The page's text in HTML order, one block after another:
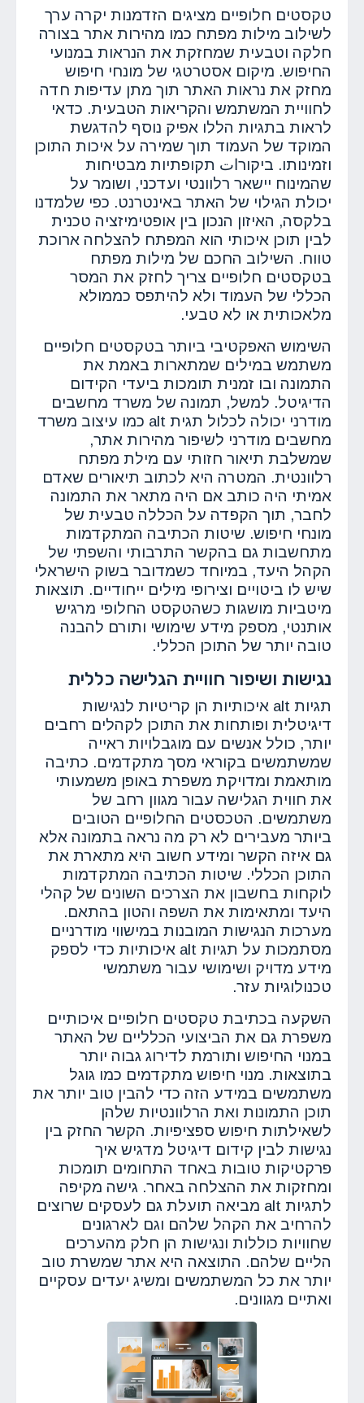
טקסטים חלופיים מציגים הזדמנות יקרה ערך
לשילוב מילות מפתח כמו מהירות אתר בצורה
חלקה וטבעית שמחזקת את הנראות במנועי
החיפוש. מיקום אסטרטגי של מונחי חיפוש
מחזק את נראות האתר תוך מתן עדיפות חדה
לחוויית המשתמש והקריאות הטבעית. כדאי
לראות בתגיות הללו אפיק נוסף להדגשת
המוקד של העמוד תוך שמירה על איכות התוכן
וזמינותו. ביקורات תקופתיות מבטיחות
שהמינוח יישאר רלוונטי ועדכני, ושומר על
יכולת הגילוי של האתר באינטרנט. כפי שלמדנו
בלקסה, האיזון הנכון בין אופטימיזציה טכנית
לבין תוכן איכותי הוא המפתח להצלחה ארוכת
טווח. השילוב החכם של מילות מפתח
בטקסטים חלופיים צריך לחזק את המסר
הכללי של העמוד ולא להיתפס כממולא
מלאכותית או לא טבעי.
השימוש האפקטיבי ביותר בטקסטים חלופיים
משתמש במילים שמתארות באמת את
התמונה ובו זמנית תומכות ביעדי הקידום
הדיגיטל. למשל, תמונה של משרד מחשבים
מודרני יכולה לכלול תגית alt כמו עיצוב משרד
מחשבים מודרני לשיפור מהירות אתר,
שמשלבת תיאור חזותי עם מילת מפתח
רלוונטית. המטרה היא לכתוב תיאורים שאדם
אמיתי היה כותב אם היה מתאר את התמונה
לחבר, תוך הקפדה על הכללה טבעית של
מונחי חיפוש. שיטות הכתיבה המתקדמות
מתחשבות גם בהקשר התרבותי והשפתי של
הקהל היעד, במיוחד כשמדובר בשוק הישראלי
שיש לו ביטויים וצירופי מילים ייחודיים. תוצאות
מיטביות מושגות כשהטקסט החלופי מרגיש
אותנטי, מספק מידע שימושי ותורם להבנה
טובה יותר של התוכן הכללי.
נגישות ושיפור חוויית הגלישה כללית
תגיות alt איכותיות הן קריטיות לנגישות
דיגיטלית ופותחות את התוכן לקהלים רחבים
יותר, כולל אנשים עם מוגבלויות ראייה
שמשתמשים בקוראי מסך מתקדמים. כתיבה
מותאמת ומדויקת משפרת באופן משמעותי
את חווית הגלישה עבור מגוון רחב של
משתמשים. הטכסטים החלופיים הטובים
ביותר מעבירים לא רק מה נראה בתמונה אלא
גם איזה הקשר ומידע חשוב היא מתארת את
התוכן הכללי. שיטות הכתיבה המתקדמות
לוקחות בחשבון את הצרכים השונים של קהלי
היעד ומתאימות את השפה והטון בהתאם.
מערכות הנגישות המובנות במישווי מודרניים
מסתמכות על תגיות alt איכותיות כדי לספק
מידע מדויק ושימושי עבור משתמשי
טכנולוגיות עזר.
השקעה בכתיבת טקסטים חלופיים איכותיים
משפרת גם את הביצועי הכלליים של האתר
במנוי החיפוש ותורמת לדירוג גבוה יותר
בתוצאות. מנוי חיפוש מתקדמים כמו גוגל
משתמשים במידע הזה כדי להבין טוב יותר את
תוכן התמונות ואת הרלוונטיות שלהן
לשאילתות חיפוש ספציפיות. הקשר החזק בין
נגישות לבין קידום דיגיטל מדגיש איך
פרקטיקות טובות באחד התחומים תומכות
ומחזקות את ההצלחה באחר. גישה מקיפה
לתגיות alt מביאה תועלת גם לעסקים שרוצים
להרחיב את הקהל שלהם וגם לארגונים
שחוויות כוללות ונגישות הן חלק מהערכים
הליים שלהם. התוצאה היא אתר שמשרת טוב
יותר את כל המשתמשים ומשיג יעדים עסקיים
ואתיים מגוונים.